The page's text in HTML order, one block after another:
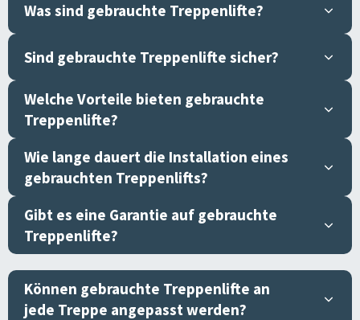
Was sind gebrauchte Treppenlifte?
Sind gebrauchte Treppenlifte sicher?
Welche Vorteile bieten gebrauchte
Treppenlifte?
Wie lange dauert die Installation eines
gebrauchten Treppenlifts?
Gibt es eine Garantie auf gebrauchte
Treppenlifte?
Können gebrauchte Treppenlifte an
jede Treppe angepasst werden?